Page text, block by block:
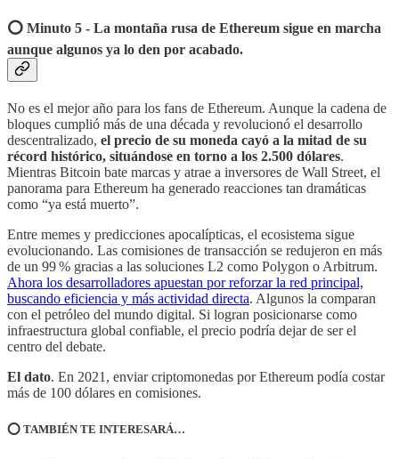
⭕️ Minuto 5 - La montaña rusa de Ethereum sigue en marcha
aunque algunos ya lo den por acabado.
No es el mejor año para los fans de Ethereum. Aunque la cadena de
bloques cumplió más de una década y revolucionó el desarrollo
descentralizado, el precio de su moneda cayó a la mitad de su
récord histórico, situándose en torno a los 2.500 dólares.
Mientras Bitcoin bate marcas y atrae a inversores de Wall Street, el
panorama para Ethereum ha generado reacciones tan dramáticas
como “ya está muerto”.
Entre memes y predicciones apocalípticas, el ecosistema sigue
evolucionando. Las comisiones de transacción se redujeron en más
de un 99 % gracias a las soluciones L2 como Polygon o Arbitrum.
Ahora los desarrolladores apuestan por reforzar la red principal,
buscando eficiencia y más actividad directa. Algunos la comparan
con el petróleo del mundo digital. Si logran posicionarse como
infraestructura global confiable, el precio podría dejar de ser el
centro del debate.
El dato. En 2021, enviar criptomonedas por Ethereum podía costar
más de 100 dólares en comisiones.
⭕️ TAMBIÉN TE INTERESARÁ…